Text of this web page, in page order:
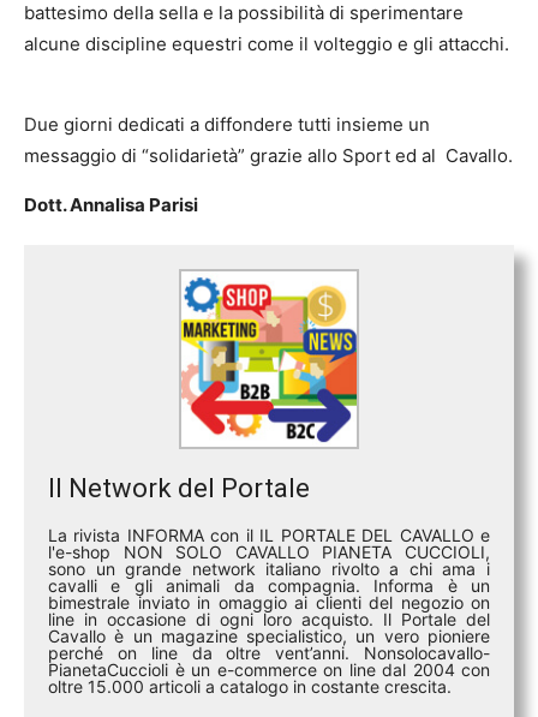
battesimo della sella e la possibilità di sperimentare
alcune discipline equestri come il volteggio e gli attacchi.
Due giorni dedicati a diffondere tutti insieme un
messaggio di “solidarietà” grazie allo Sport ed al Cavallo.
Dott. Annalisa Parisi
Il Network del Portale
La rivista INFORMA con il IL PORTALE DEL CAVALLO e
l'e-shop NON SOLO CAVALLO PIANETA CUCCIOLI,
sono un grande network italiano rivolto a chi ama i
cavalli e gli animali da compagnia. Informa è un
bimestrale inviato in omaggio ai clienti del negozio on
line in occasione di ogni loro acquisto. Il Portale del
Cavallo è un magazine specialistico, un vero pioniere
perché on line da oltre vent’anni. Nonsolocavallo-
PianetaCuccioli è un e-commerce on line dal 2004 con
oltre 15.000 articoli a catalogo in costante crescita.